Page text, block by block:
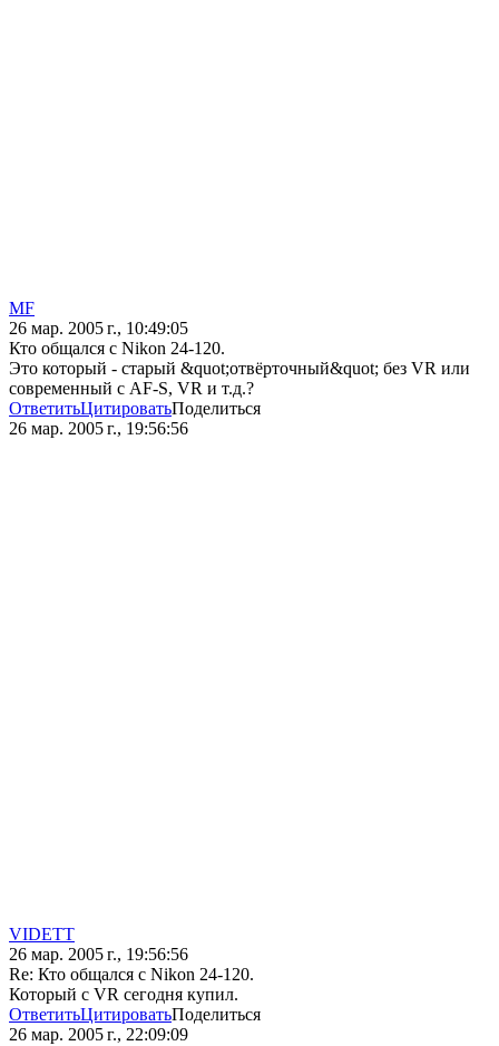
MF
26 мар. 2005 г., 10:49:05
Кто общался с Nikon 24-120.
Это который - старый &quot;отвёрточный&quot; без VR или
современный с AF-S, VR и т.д.?
ОтветитьЦитироватьПоделиться
26 мар. 2005 г., 19:56:56
VIDETT
26 мар. 2005 г., 19:56:56
Re: Кто общался с Nikon 24-120.
Который с VR сегодня купил.
ОтветитьЦитироватьПоделиться
26 мар. 2005 г., 22:09:09